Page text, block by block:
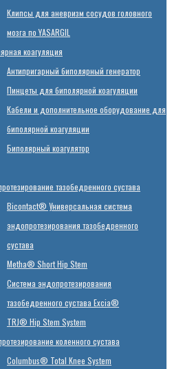
Клипсы для аневризм сосудов головного
мозга по YASARGIL
коагуляция
Антипригарный биполярный генератор
Пинцеты для биполярной коагуляции
Кабели и дополнительное оборудование для
биполярной коагуляции
Биполярный коагулятор
тазобедренного сустава
Bicontact® Универсальная система
эндопротезирования тазобедренного
сустава
Metha® Short Hip Stem
Система эндопротезирования
тазобедренного сустава Excia®
TRJ® Hip Stem System
коленного сустава
Columbus® Total Knee System